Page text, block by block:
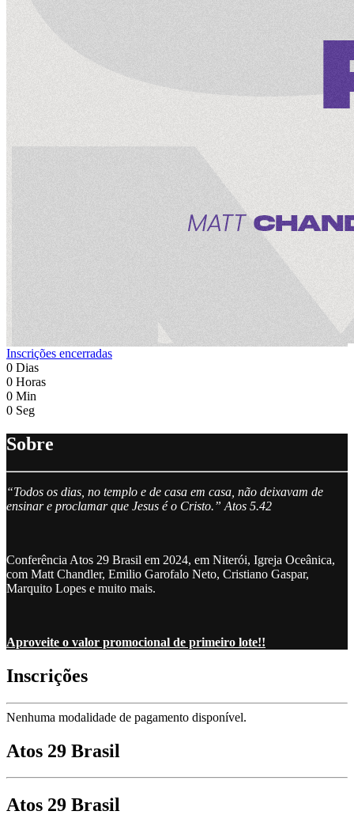
Inscrições encerradas
0 Dias
0 Horas
0 Min
0 Seg
Sobre
“Todos os dias, no templo e de casa em casa, não deixavam de
ensinar e proclamar que Jesus é o Cristo.” Atos‬ ‭5‬.42
Conferência Atos 29 Brasil em 2024, em Niterói, Igreja Oceânica,
com Matt Chandler, Emilio Garofalo Neto, Cristiano Gaspar,
Marquito Lopes e muito mais.
Aproveite o valor promocional de primeiro lote!!
Inscrições
Nenhuma modalidade de pagamento disponível.
Atos 29 Brasil
Atos 29 Brasil